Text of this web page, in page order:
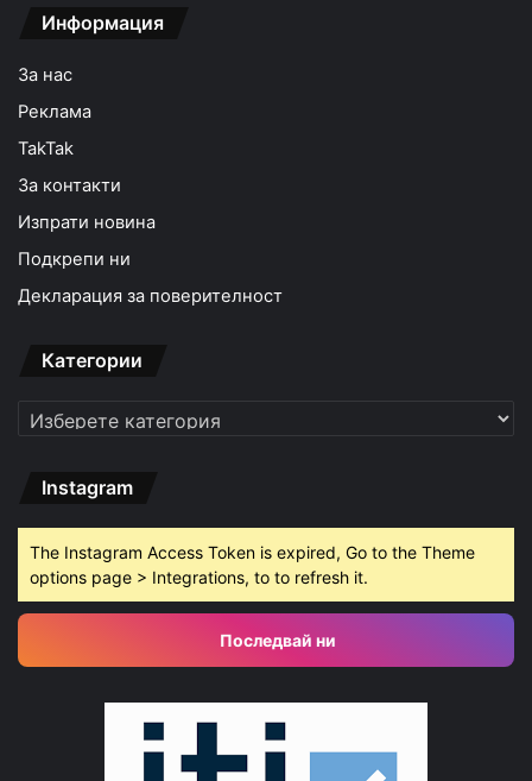
Информация
За нас
Реклама
TakTak
За контакти
Изпрати новина
Подкрепи ни
Декларация за поверителност
Категории
Категории
Instagram
The Instagram Access Token is expired, Go to the Theme
options page > Integrations, to to refresh it.
Последвай ни